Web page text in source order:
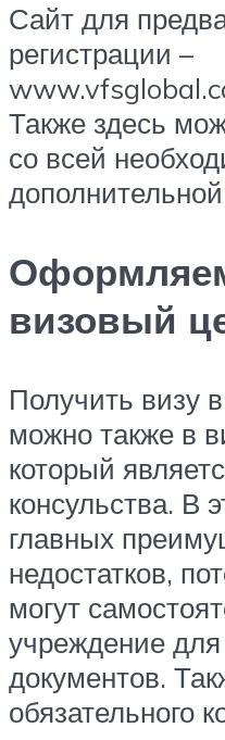
Сайт для
регистрации –
Также здесь
со всей
визовый
Получить визу
можно также в
который
консульства. В
главных
недостатков,
могут
учреждение
документов.
обязательного